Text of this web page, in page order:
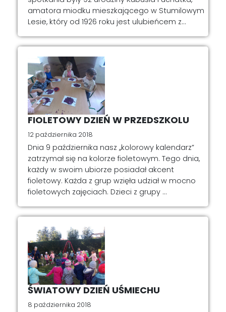
amatora miodku mieszkającego w Stumilowym
Lesie, który od 1926 roku jest ulubieńcem z...
FIOLETOWY DZIEŃ W PRZEDSZKOLU
12 października 2018
Dnia 9 października nasz ,,kolorowy kalendarz”
zatrzymał się na kolorze fioletowym. Tego dnia,
każdy w swoim ubiorze posiadał akcent
fioletowy. Każda z grup wzięła udział w mocno
fioletowych zajęciach. Dzieci z grupy ...
ŚWIATOWY DZIEŃ UŚMIECHU
8 października 2018